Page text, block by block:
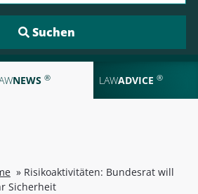
NEWS ® LAWADVICE ®
» Risikoaktivitäten: Bundesrat will
Sicherheit